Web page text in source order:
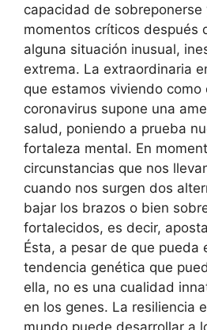
capacidad de sobreponerse
momentos críticos después
alguna situación inusual,
extrema. La extraordinaria
que estamos viviendo como
coronavirus supone una
salud, poniendo a prueba
fortaleza mental. En
circunstancias que nos
cuando nos surgen dos
bajar los brazos o bien
fortalecidos, es decir,
Ésta, a pesar de que pueda
tendencia genética que
ella, no es una cualidad
en los genes. La resiliencia
mundo puede desarrollar a